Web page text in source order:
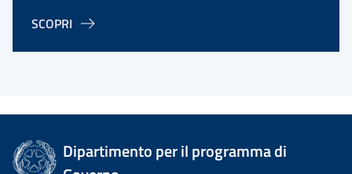
SCOPRI
Dipartimento per il programma di